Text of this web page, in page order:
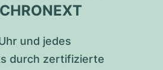
und jedes
durch zertifizierte